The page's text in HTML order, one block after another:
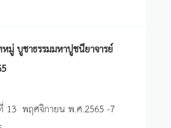
มู่ บูชาธรรมมหาปูชนียาจารย์
13 พฤศจิกายน พ.ศ.2565 -7